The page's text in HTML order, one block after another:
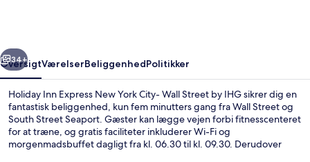
Wall
Street
by
IHG
Næste
34+
OversigtVærelserBeliggenhedPolitikker
Holiday Inn Express New York City- Wall Street by IHG sikrer dig en
fantastisk beliggenhed, kun fem minutters gang fra Wall Street og
South Street Seaport. Gæster kan lægge vejen forbi fitnesscenteret
for at træne, og gratis faciliteter inkluderer Wi-Fi og
morgenmadsbuffet dagligt fra kl. 06.30 til kl. 09.30. Derudover